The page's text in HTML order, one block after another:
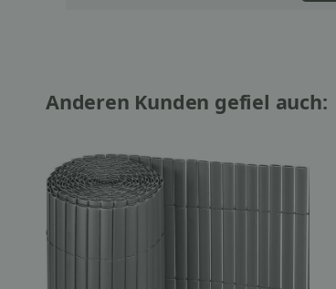
Anderen Kunden gefiel auch: